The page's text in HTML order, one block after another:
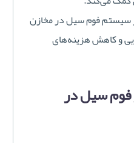
سیستم فوم سیل در مخازن
و کاهش هزینه‌های
فوم سیل در